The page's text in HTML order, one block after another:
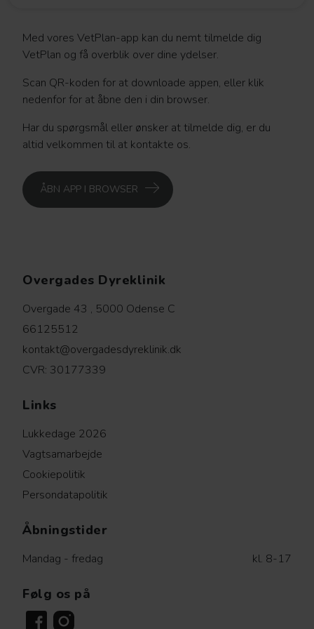
Med vores VetPlan-app kan du nemt tilmelde dig
VetPlan og få overblik over dine ydelser.
Scan QR-koden for at downloade appen, eller klik
nedenfor for at åbne den i din browser.
Har du spørgsmål eller ønsker at tilmelde dig, er du
altid velkommen til at kontakte os.
ÅBN APP I BROWSER
Overgades Dyreklinik
Overgade 43 , 5000 Odense C
66125512
kontakt@overgadesdyreklinik.dk
CVR: 30177339
Links
Lukkedage 2026
Vagtsamarbejde
Cookiepolitik
Persondatapolitik
Åbningstider
Mandag - fredag kl. 8-17
Følg os på